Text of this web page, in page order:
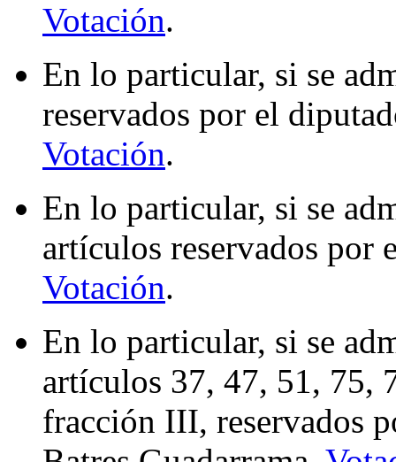
Votación.
En lo particular, si se
reservados por el
Votación.
En lo particular, si se
artículos reservados por
Votación.
En lo particular, si se
artículos 37, 47, 51, 75,
fracción III, reservados